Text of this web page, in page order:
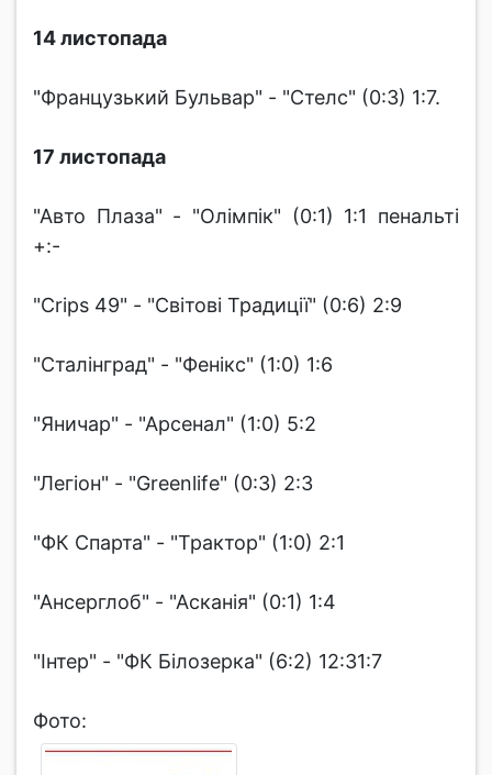
14 листопада
"Французький Бульвар" - "Стелс" (0:3) 1:7.
17 листопада
"Авто Плаза" - "Олімпік" (0:1) 1:1 пенальті
+:-
"Crips 49" - "Світові Традиції" (0:6) 2:9
"Сталінград" - "Фенікс" (1:0) 1:6
"Яничар" - "Арсенал" (1:0) 5:2
"Легіон" - "Greenlife" (0:3) 2:3
"ФК Спарта" - "Трактор" (1:0) 2:1
"Ансерглоб" - "Асканія" (0:1) 1:4
"Інтер" - "ФК Білозерка" (6:2) 12:31:7
Фото: